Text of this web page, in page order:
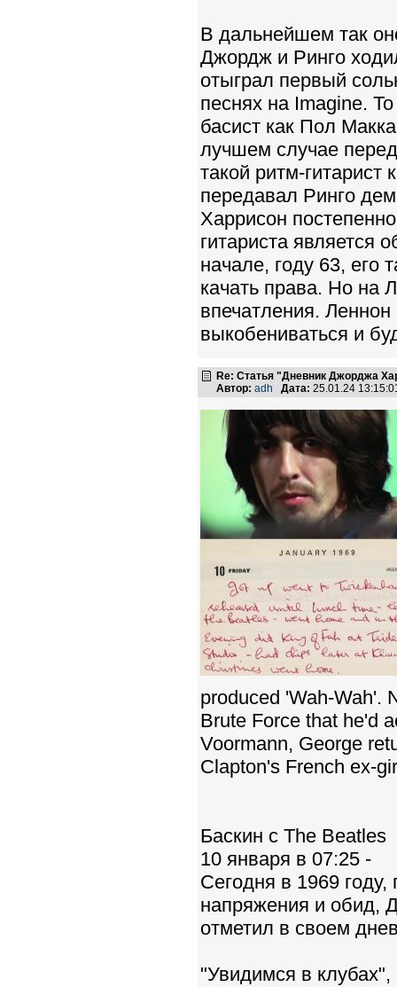
В дальнейшем так
Джордж и Ринго
отыграл первый
песнях на Imagine.
басист как Пол
лучшем случае
такой ритм-
передавал Ринго
Харрисон
гитариста является
начале, году 63, его
качать права. Но на
впечатления.
выкобениваться и
Re: Статья "Дневник Джорджа
Автор: adh Дата: 25.01.24
produced 'Wah-Wah'.
Brute Force that he'd
Voormann, George
Clapton's French ex-
Баскин с The Beatles
10 января в 07:25 -
Сегодня в 1969
напряжения и обид,
отметил в своем
"Увидимся в